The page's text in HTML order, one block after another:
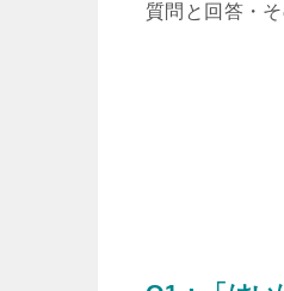
質問と回答・